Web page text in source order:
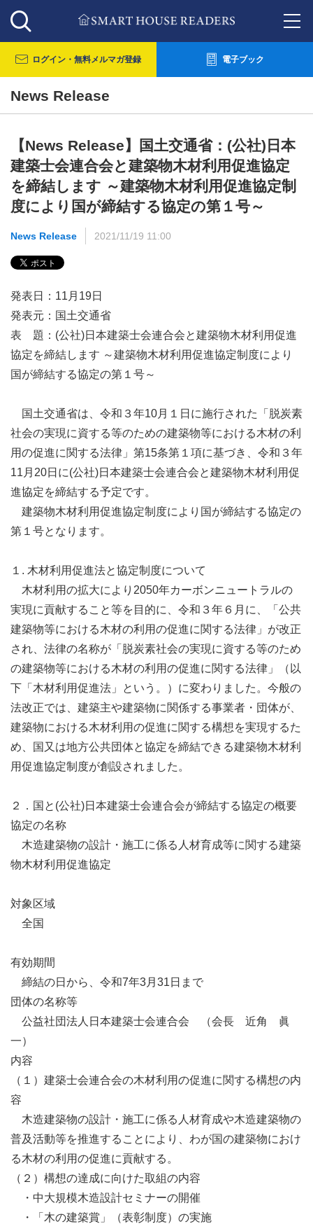
ログイン・ 無料メルマガ登録 電子ブック
News Release
【News Release】国土交通省：(公社)日本
建築士会連合会と建築物木材利用促進協定
を締結します ～建築物木材利用促進協定制
度により国が締結する協定の第１号～
News Release 2021/11/19 11:00
発表日：11月19日
発表元：国土交通省
表 題：(公社)日本建築士会連合会と建築物木材利用促進
協定を締結します ～建築物木材利用促進協定制度により
国が締結する協定の第１号～
国土交通省は、令和３年10月１日に施行された「脱炭素
社会の実現に資する等のための建築物等における木材の利
用の促進に関する法律」第15条第１項に基づき、令和３年
11月20日に(公社)日本建築士会連合会と建築物木材利用促
進協定を締結する予定です。
建築物木材利用促進協定制度により国が締結する協定の
第１号となります。
１. 木材利用促進法と協定制度について
木材利用の拡大により2050年カーボンニュートラルの
実現に貢献すること等を目的に、令和３年６月に、「公共
建築物等における木材の利用の促進に関する法律」が改正
され、法律の名称が「脱炭素社会の実現に資する等のため
の建築物等における木材の利用の促進に関する法律」（以
下「木材利用促進法」という。）に変わりました。今般の
法改正では、建築主や建築物に関係する事業者・団体が、
建築物における木材利用の促進に関する構想を実現するた
め、国又は地方公共団体と協定を締結できる建築物木材利
用促進協定制度が創設されました。
２．国と(公社)日本建築士会連合会が締結する協定の概要
協定の名称
木造建築物の設計・施工に係る人材育成等に関する建築
物木材利用促進協定
対象区域
全国
有効期間
締結の日から、令和7年3月31日まで
団体の名称等
公益社団法人日本建築士会連合会 （会長 近角 眞
一）
内容
（１）建築士会連合会の木材利用の促進に関する構想の内
容
木造建築物の設計・施工に係る人材育成や木造建築物の
普及活動等を推進することにより、わが国の建築物におけ
る木材の利用の促進に貢献する。
（２）構想の達成に向けた取組の内容
・中大規模木造設計セミナーの開催
・「木の建築賞」（表彰制度）の実施